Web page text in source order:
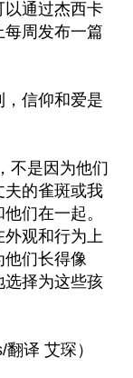
以通过杰西卡
周发布一篇
信仰和爱是
不是因为他们
夫的雀斑或我
们在一起。
外观和行为上
们长得像
选择为这些孩